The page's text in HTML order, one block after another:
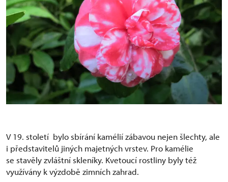
V 19. století bylo sbírání kamélií zábavou nejen šlechty, ale
i představitelů jiných majetných vrstev. Pro kamélie
se stavěly zvláštní skleníky. Kvetoucí rostliny byly též
využívány k výzdobě zimních zahrad.